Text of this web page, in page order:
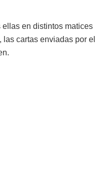
ellas en distintos matices
cartas enviadas por el